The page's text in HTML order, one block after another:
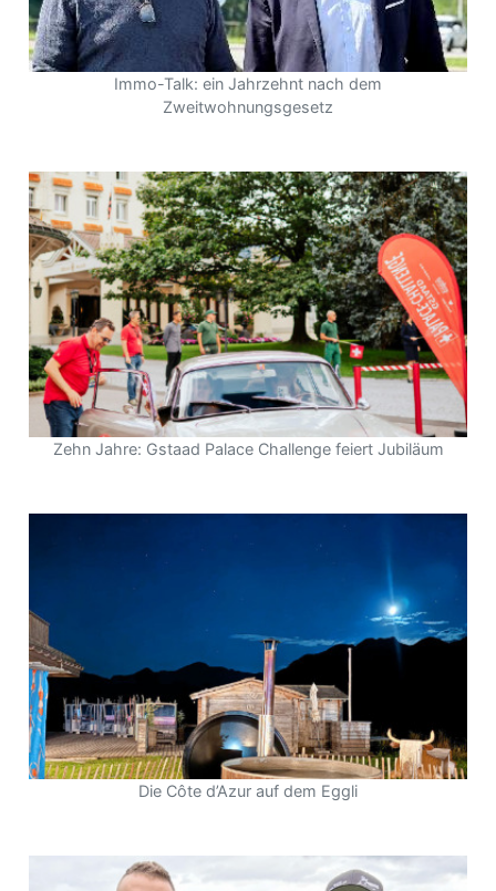
Immo-Talk: ein Jahrzehnt nach dem
Zweitwohnungsgesetz
Zehn Jahre: Gstaad Palace Challenge feiert Jubiläum
Die Côte d’Azur auf dem Eggli